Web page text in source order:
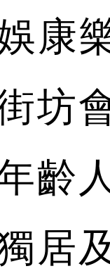
康
坊
齡
居